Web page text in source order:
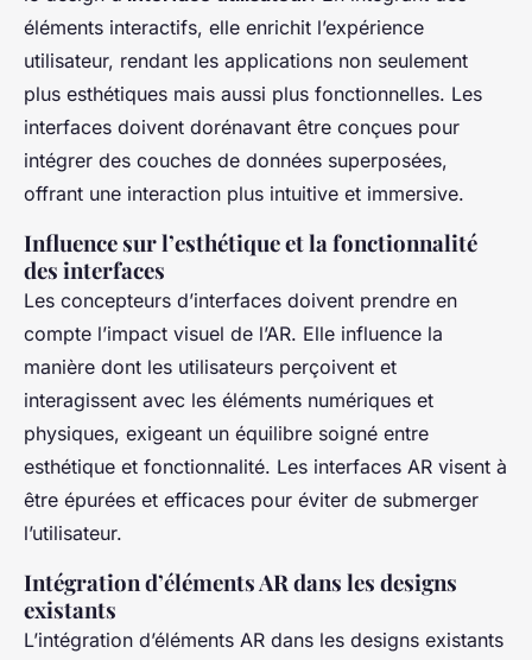
éléments interactifs, elle enrichit l’expérience
utilisateur, rendant les applications non seulement
plus esthétiques mais aussi plus fonctionnelles. Les
interfaces doivent dorénavant être conçues pour
intégrer des couches de données superposées,
offrant une interaction plus intuitive et immersive.
Influence sur l’esthétique et la fonctionnalité
des interfaces
Les concepteurs d’interfaces doivent prendre en
compte l’impact visuel de l’AR. Elle influence la
manière dont les utilisateurs perçoivent et
interagissent avec les éléments numériques et
physiques, exigeant un équilibre soigné entre
esthétique et fonctionnalité. Les interfaces AR visent à
être épurées et efficaces pour éviter de submerger
l’utilisateur.
Intégration d’éléments AR dans les designs
existants
L’intégration d’éléments AR dans les designs existants